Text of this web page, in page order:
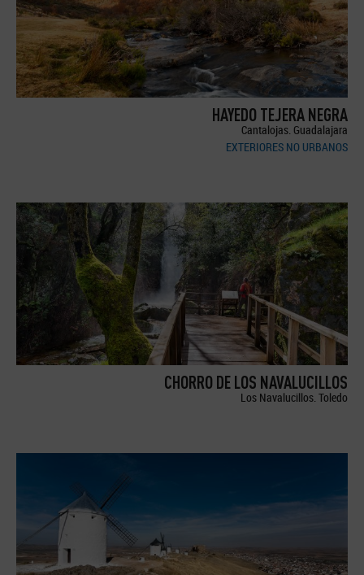
HAYEDO TEJERA NEGRA
Cantalojas. Guadalajara
EXTERIORES NO URBANOS
CHORRO DE LOS NAVALUCILLOS
Los Navalucillos. Toledo